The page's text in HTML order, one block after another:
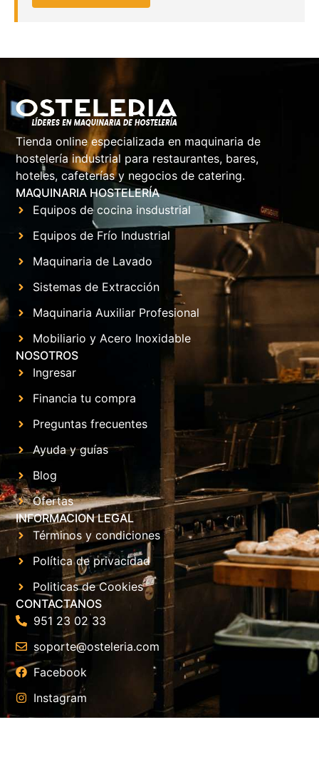
Tienda online especializada en maquinaria de
hostelería industrial para restaurantes, bares,
hoteles, cafeterías y negocios de catering.
MAQUINARIA HOSTELERÍA
Equipos de cocina insdustrial
Equipos de Frío Industrial
Maquinaria de Lavado
Sistemas de Extracción
Maquinaria Auxiliar Profesional
Mobiliario y Acero Inoxidable
NOSOTROS
Ingresar
Financia tu compra
Preguntas frecuentes
Ayuda y guías
Blog
Ofertas
INFORMACION LEGAL
Términos y condiciones
Política de privacidad
Politicas de Cookies
CONTACTANOS
951 23 02 33
soporte@osteleria.com
Facebook
Instagram